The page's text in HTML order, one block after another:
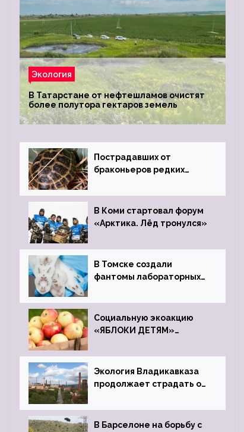
Экология
В Татарстане от нефтешламов очистят
более полутора гектаров земель
Пострадавших от
браконьеров редких
Ростовский зоопарк
В Коми стартовал форум
«Арктика. Лёд тронулся»
В Томске создали
фантомы лабораторных
Социальную экоакцию
«ЯБЛОКИ ДЕТЯМ»
Экология Владикавказа
продолжает страдать от
завода
В Барселоне на борьбу с